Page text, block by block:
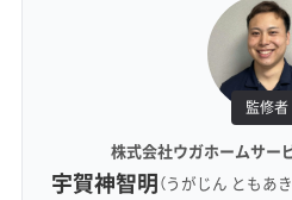
監修者
株式会社ウガホームサー
宇賀神智明（うがじん ともあき